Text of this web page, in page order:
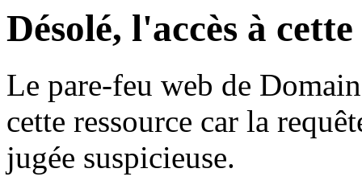
Désolé, l'accès à
Le pare-feu web de
cette ressource car la
jugée suspicieuse.